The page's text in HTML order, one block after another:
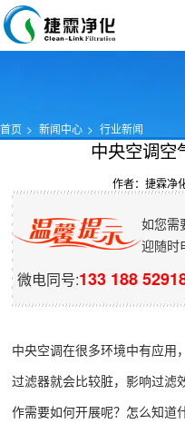
首页 新闻中心 行业新闻
中央空调空
作者：捷霖净
如您需
迎随时
微电同号:133 188
中央空调在很多环境中有应用
过滤器就会比较脏，影响过滤
作需要如何开展呢？怎么知道